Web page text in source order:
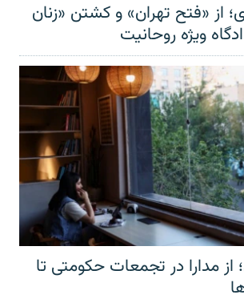
از «فتح تهران» و کشتن «زنان
ویژه روحانیت
از مدارا در تجمعات حکومتی تا